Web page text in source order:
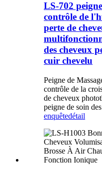
LS-702
contrôle de
perte de
des cheveux
cuir chevelu
Peigne de
contrôle de la
de cheveux
peigne de soin
enquêtedétail